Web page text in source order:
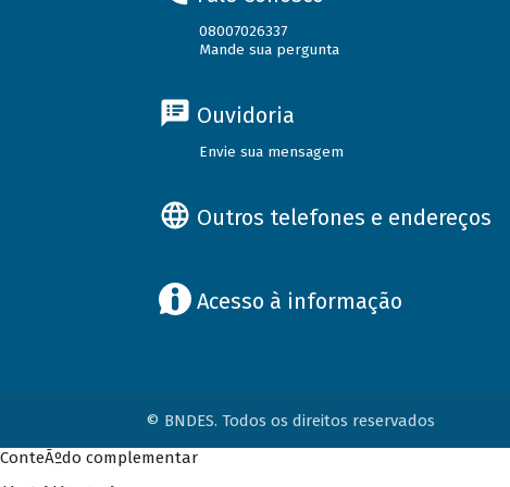
08007026337
Mande sua pergunta
Ouvidoria
Envie sua mensagem
Outros telefones e endereços
Acesso à informação
© BNDES. Todos os direitos reservados
ConteÃºdo complementar